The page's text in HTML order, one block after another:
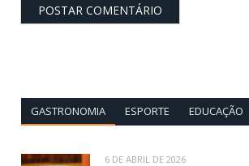
GASTRONOMIA ESPORTE EDUCAÇÃO
6 DE ABRIL DE 2026